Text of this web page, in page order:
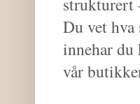
strukturert
Du vet
innehar du
vår